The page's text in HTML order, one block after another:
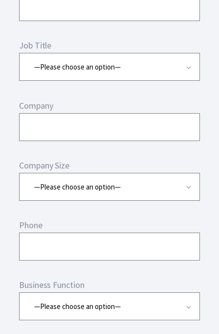
Job Title
Company
Company Size
Phone
Business Function